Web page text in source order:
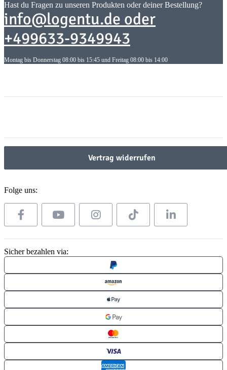
Hast du Fragen zu unseren Produkten oder deiner Bestellung?
info@logentu.de oder
+499633-9349943
Montag bis Donnerstag 08:00 bis 15:45 und Freitag 08:00 bis 14:00
Vertrag widerrufen
Folge uns:
Sicher bezahlen via: